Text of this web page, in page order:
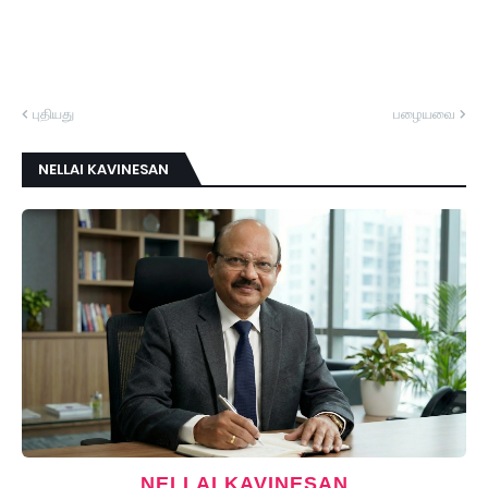
புதியது பழையவை
NELLAI KAVINESAN
NELLAI KAVINESAN